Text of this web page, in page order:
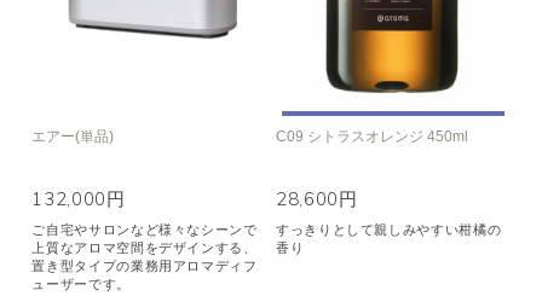
エアー(単品)
132,000円
ご自宅やサロンなど様々なシーンで
上質なアロマ空間をデザインする、
置き型タイプの業務用アロマディフ
ューザーです。
C09 シトラスオレンジ 450ml
28,600円
すっきりとして親しみやすい柑橘の
香り